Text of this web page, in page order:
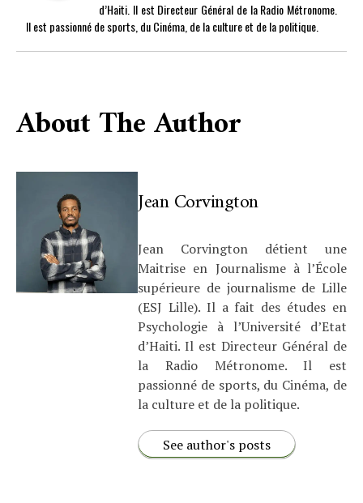
d’Haiti. Il est Directeur Général de la Radio Métronome.
Il est passionné de sports, du Cinéma, de la culture et de la politique.
About The Author
Jean Corvington
Jean Corvington détient une
Maitrise en Journalisme à l’École
supérieure de journalisme de Lille
(ESJ Lille). Il a fait des études en
Psychologie à l’Université d’Etat
d’Haiti. Il est Directeur Général de
la Radio Métronome. Il est
passionné de sports, du Cinéma, de
la culture et de la politique.
See author's posts